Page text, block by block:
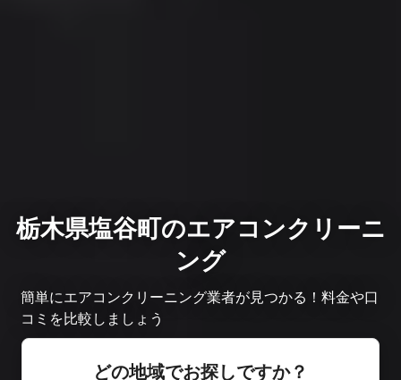
栃木県塩谷町のエアコンクリーニ
ング
簡単にエアコンクリーニング業者が見つかる！料金や口
コミを比較しましょう
どの地域でお探しですか？